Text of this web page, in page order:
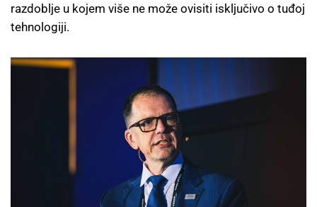
razdoblje u kojem više ne može ovisiti isključivo o tuđoj
tehnologiji.